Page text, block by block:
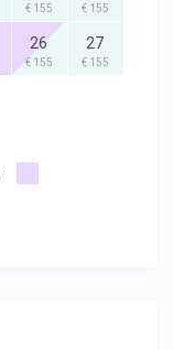
€ 155 € 155
26
€ 155
27
€ 155